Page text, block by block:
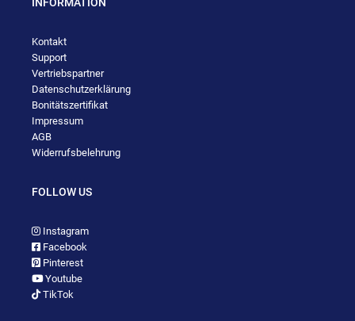
INFORMATION
Kontakt
Support
Vertriebspartner
Datenschutzerklärung
Bonitätszertifikat
Impressum
AGB
Widerrufsbelehrung
FOLLOW US
Instagram
Facebook
Pinterest
Youtube
TikTok